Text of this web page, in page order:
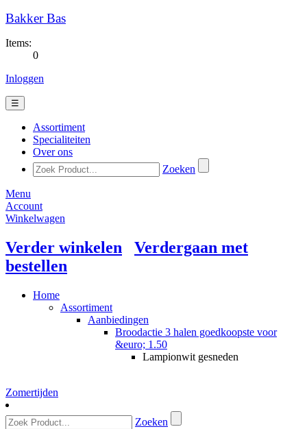
Bakker Bas
Items:
0
Inloggen
☰
Assortiment
Specialiteiten
Over ons
Zoeken
Menu
Account
Winkelwagen
Verder winkelen
Verdergaan met
bestellen
Home
Assortiment
Aanbiedingen
Broodactie 3 halen goedkoopste voor
&euro; 1.50
Lampionwit gesneden
Zomertijden
Zoeken